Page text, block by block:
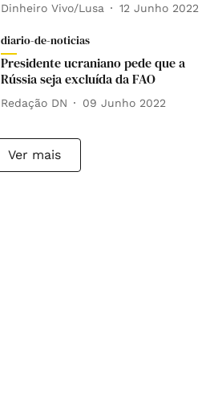
Dinheiro Vivo/Lusa 12 Junho 2022
diario-de-noticias
Presidente ucraniano pede que a
Rússia seja excluída da FAO
Redação DN 09 Junho 2022
Ver mais